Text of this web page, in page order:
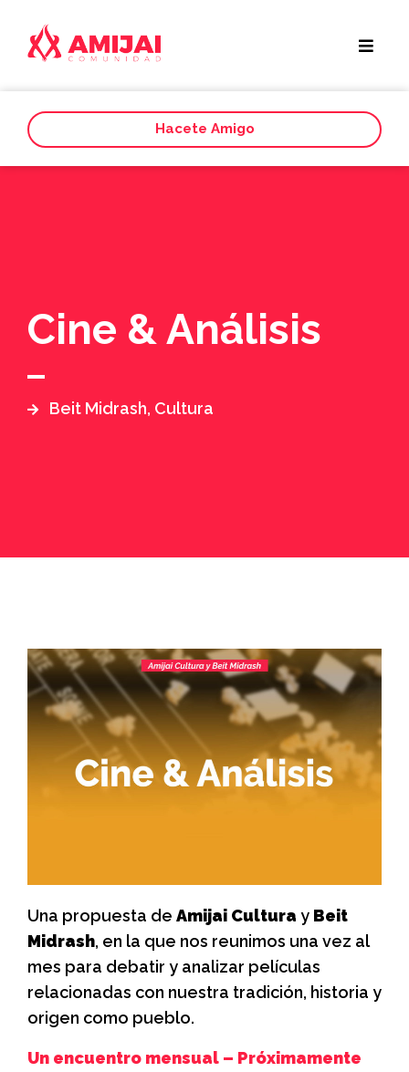
Hacete Amigo
Cine & Análisis
Beit Midrash, Cultura
Una propuesta de Amijai Cultura y Beit
Midrash, en la que nos reunimos una vez al
mes para debatir y analizar películas
relacionadas con nuestra tradición, historia y
origen como pueblo.
Un encuentro mensual – Próximamente